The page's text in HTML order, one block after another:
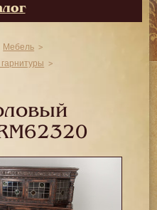
Мебель